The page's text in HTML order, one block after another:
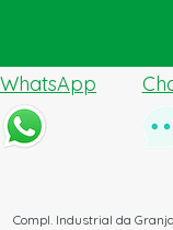
WhatsApp
Compl. Industrial da